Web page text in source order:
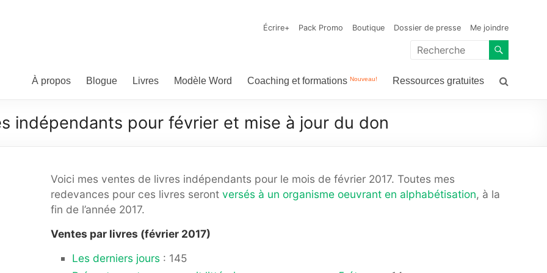
Dominic Bellavance, écrivain
Écrire+ Pack Promo Boutique Dossier de presse Me joindre
À propos Blogue Livres Modèle Word Coaching et formations Nouveau! Ressources gratuites
indépendants pour février et mise à jour du don
Voici mes ventes de livres indépendants pour le mois de février 2017. Toutes mes
redevances pour ces livres seront versés à un organisme oeuvrant en alphabétisation, à la
fin de l’année 2017.
Ventes par livres (février 2017)
Les derniers jours : 145